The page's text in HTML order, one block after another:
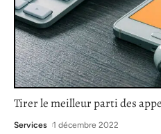
Tirer le meilleur parti des
Services 1 décembre 2022